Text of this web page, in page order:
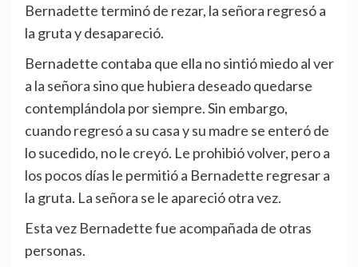
Bernadette terminó de rezar, la señora regresó a
la gruta y desapareció.
Bernadette contaba que ella no sintió miedo al ver
a la señora sino que hubiera deseado quedarse
contemplándola por siempre. Sin embargo,
cuando regresó a su casa y su madre se enteró de
lo sucedido, no le creyó. Le prohibió volver, pero a
los pocos días le permitió a Bernadette regresar a
la gruta. La señora se le apareció otra vez.
Esta vez Bernadette fue acompañada de otras
personas.